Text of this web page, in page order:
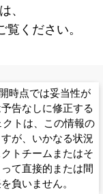
、
覧ください。
時点では妥当性が
告なしに修正する
クトは、この情報の
が、いかなる状況
トチームまたはそ
て直接的または間
負いません。